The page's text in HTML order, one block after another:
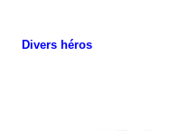
Divers héros